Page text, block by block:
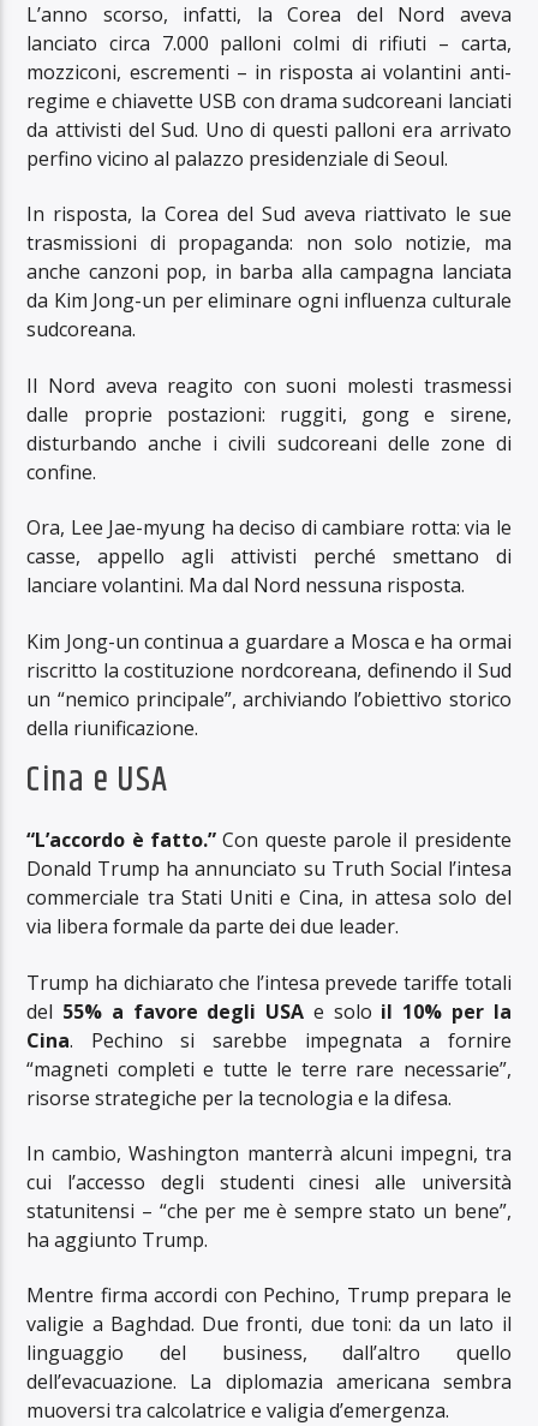
L’anno scorso, infatti, la Corea del Nord aveva
lanciato circa 7.000 palloni colmi di rifiuti – carta,
mozziconi, escrementi – in risposta ai volantini anti-
regime e chiavette USB con drama sudcoreani lanciati
da attivisti del Sud. Uno di questi palloni era arrivato
perfino vicino al palazzo presidenziale di Seoul.
In risposta, la Corea del Sud aveva riattivato le sue
trasmissioni di propaganda: non solo notizie, ma
anche canzoni pop, in barba alla campagna lanciata
da Kim Jong-un per eliminare ogni influenza culturale
sudcoreana.
Il Nord aveva reagito con suoni molesti trasmessi
dalle proprie postazioni: ruggiti, gong e sirene,
disturbando anche i civili sudcoreani delle zone di
confine.
Ora, Lee Jae-myung ha deciso di cambiare rotta: via le
casse, appello agli attivisti perché smettano di
lanciare volantini. Ma dal Nord nessuna risposta.
Kim Jong-un continua a guardare a Mosca e ha ormai
riscritto la costituzione nordcoreana, definendo il Sud
un “nemico principale”, archiviando l’obiettivo storico
della riunificazione.
Cina e USA
“L’accordo è fatto.” Con queste parole il presidente
Donald Trump ha annunciato su Truth Social l’intesa
commerciale tra Stati Uniti e Cina, in attesa solo del
via libera formale da parte dei due leader.
Trump ha dichiarato che l’intesa prevede tariffe totali
del 55% a favore degli USA e solo il 10% per la
Cina. Pechino si sarebbe impegnata a fornire
“magneti completi e tutte le terre rare necessarie”,
risorse strategiche per la tecnologia e la difesa.
In cambio, Washington manterrà alcuni impegni, tra
cui l’accesso degli studenti cinesi alle università
statunitensi – “che per me è sempre stato un bene”,
ha aggiunto Trump.
Mentre firma accordi con Pechino, Trump prepara le
valigie a Baghdad. Due fronti, due toni: da un lato il
linguaggio del business, dall’altro quello
dell’evacuazione. La diplomazia americana sembra
muoversi tra calcolatrice e valigia d’emergenza.